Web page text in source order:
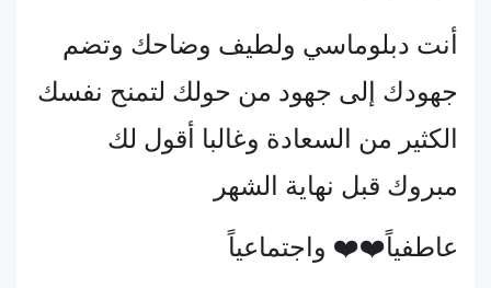
أنت دبلوماسي ولطيف وضاحك وتضم
جهودك إلى جهود من حولك لتمنح نفسك
الكثير من السعادة وغالبا أقول لك
مبروك قبل نهاية الشهر
عاطفياً❤️❤️ واجتماعياً